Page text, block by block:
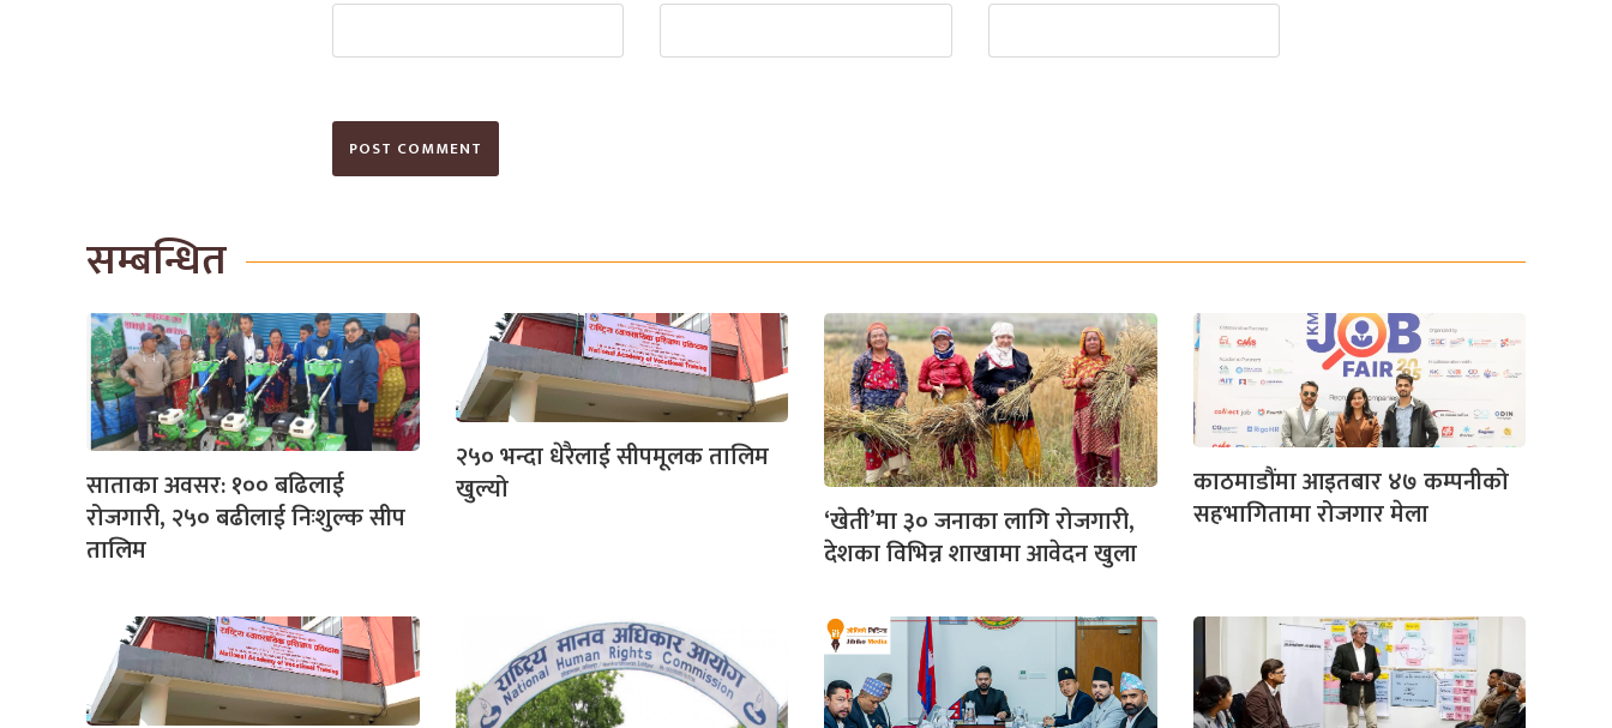
सम्बन्धित
साताका अवसर: १०० बढिलाई
रोजगारी, २५० बढीलाई निःशुल्क सीप
तालिम
२५० भन्दा धेरैलाई सीपमूलक तालिम
खुल्यो
‘खेती’मा ३० जनाका लागि रोजगारी,
देशका विभिन्न शाखामा आवेदन खुला
काठमाडौंमा आइतबार ४७ कम्पनीको
सहभागितामा रोजगार मेला